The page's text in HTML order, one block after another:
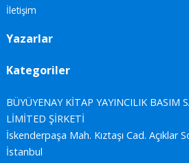
İletişim
Yazarlar
Kategoriler
BÜYÜYENAY KİTAP YAYINCILIK BASIM
LİMİTED ŞİRKETİ
İskenderpaşa Mah. Kıztaşı Cad. Açıklar
İstanbul